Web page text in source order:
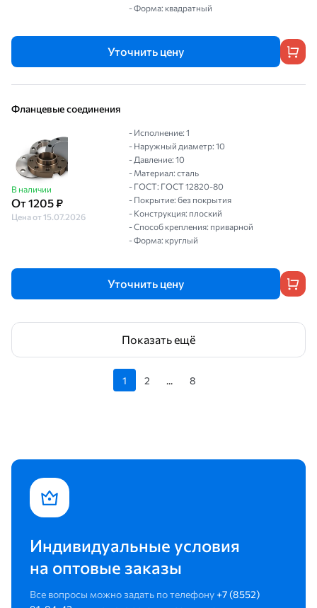
- Форма: квадратный
Уточнить цену
Фланцевые соединения
В наличии
От 1205 ₽
Цена от 15.07.2026
- Исполнение: 1
- Наружный диаметр: 10
- Давление: 10
- Материал: сталь
- ГОСТ: ГОСТ 12820-80
- Покрытие: без покрытия
- Конструкция: плоский
- Способ крепления: приварной
- Форма: круглый
Уточнить цену
Показать ещё
1 2 ... 8
Индивидуальные условия
на оптовые заказы
Все вопросы можно задать по телефону +7 (8552)